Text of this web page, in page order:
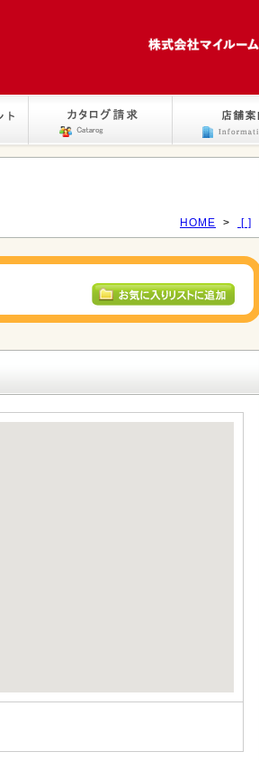
HOME > [ ]